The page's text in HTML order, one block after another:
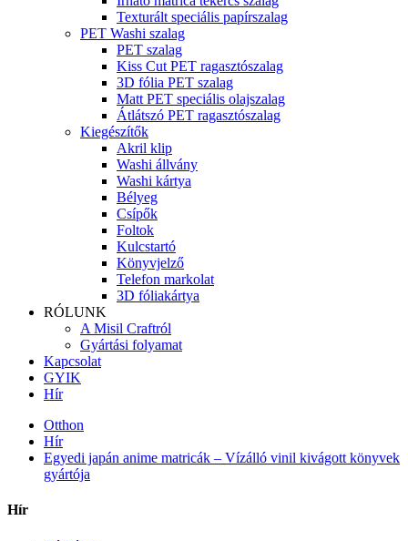
Texturált speciális papírszalag
PET Washi szalag
PET szalag
Kiss Cut PET ragasztószalag
3D fólia PET szalag
Matt PET speciális olajszalag
Átlátszó PET ragasztószalag
Kiegészítők
Akril klip
Washi állvány
Washi kártya
Bélyeg
Csípők
Foltok
Kulcstartó
Könyvjelző
Telefon markolat
3D fóliakártya
RÓLUNK
A Misil Craftról
Gyártási folyamat
Kapcsolat
GYIK
Hír
Otthon
Hír
Egyedi japán anime matricák – Vízálló vinil kivágott könyvek
gyártója
Hír